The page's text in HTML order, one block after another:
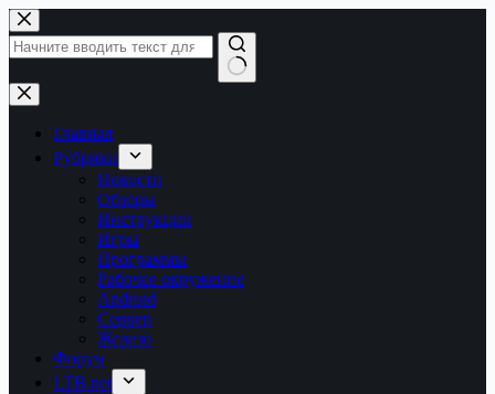
Перейти
к
сути
Ничего
не
найденоГлавная
Рубрики
Новости
Обзоры
Инструкции
Игры
Программы
Рабочее окружение
Android
Сервер
Железо
Форум
LTB.net